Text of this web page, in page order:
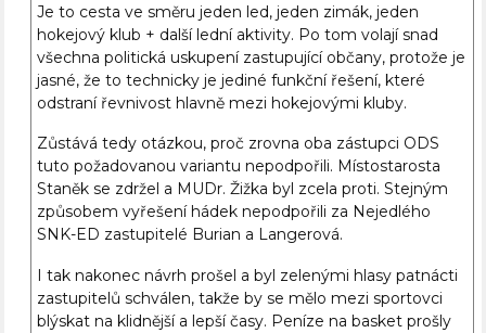
Je to cesta ve směru jeden led, jeden zimák, jeden
hokejový klub + další lední aktivity. Po tom volají snad
všechna politická uskupení zastupující občany, protože je
jasné, že to technicky je jediné funkční řešení, které
odstraní řevnivost hlavně mezi hokejovými kluby.
Zůstává tedy otázkou, proč zrovna oba zástupci ODS
tuto požadovanou variantu nepodpořili. Místostarosta
Staněk se zdržel a MUDr. Žižka byl zcela proti. Stejným
způsobem vyřešení hádek nepodpořili za Nejedlého
SNK-ED zastupitelé Burian a Langerová.
I tak nakonec návrh prošel a byl zelenými hlasy patnácti
zastupitelů schválen, takže by se mělo mezi sportovci
blýskat na klidnější a lepší časy. Peníze na basket prošly